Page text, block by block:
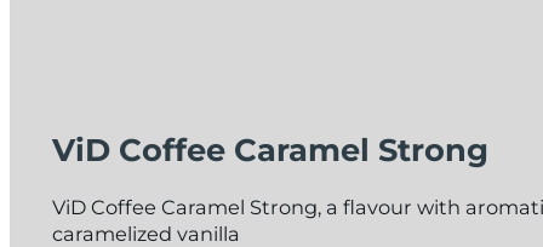
ViD Coffee Caramel Strong
ViD Coffee Caramel Strong, a flavour with
caramelized vanilla